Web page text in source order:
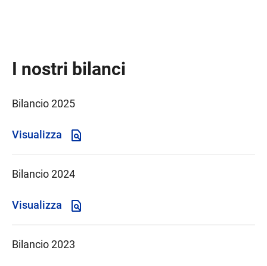
I nostri bilanci
Bilancio 2025
Visualizza
Bilancio 2024
Visualizza
Bilancio 2023